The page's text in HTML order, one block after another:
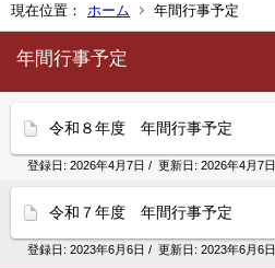
現在位置： ホーム 年間行事予定
年間行事予定
令和８年度 年間行事予定
登録日: 2026年4月7日 / 更新日: 2026年4月7日
令和７年度 年間行事予定
登録日: 2023年6月6日 / 更新日: 2023年6月6日